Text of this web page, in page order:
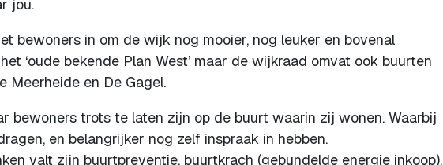
jou.
bewoners in om de wijk nog mooier, nog leuker en bovenal
‘oude bekende Plan West’ maar de wijkraad omvat ook buurten
Meerheide en De Gagel.
bewoners trots te laten zijn op de buurt waarin zij wonen. Waarbij
en belangrijker nog zelf inspraak in hebben.
valt zijn buurtpreventie, buurtkrach (gebundelde energie inkoop),